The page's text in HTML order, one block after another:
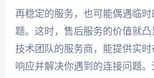
再稳定的服务，也可能偶遇临时
题。这时，售后服务的价值就
技术团队的服务商，能提供实
响应并解决你遇到的连接问题